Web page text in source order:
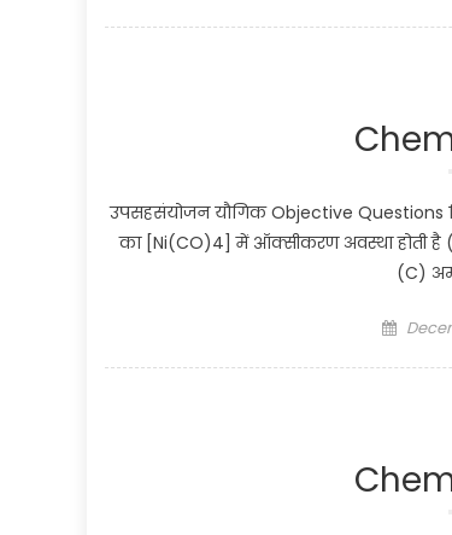
उपसहसंयोजन यौगिक Objective Questions
का [Ni(CO)4] में ऑक्सीकरण अवस्था होती
(C)